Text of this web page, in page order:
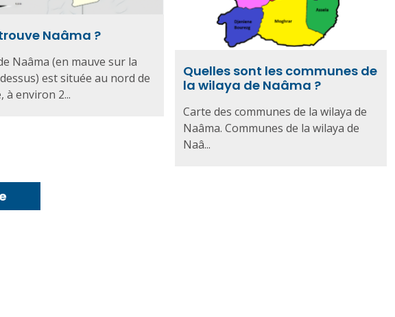
Naâma ?
Naâma (en mauve sur la
est située au nord de
à environ 2...
Quelles sont les communes de
la wilaya de Naâma ?
Carte des communes de la wilaya de
Naâma. Communes de la wilaya de
Naâ...